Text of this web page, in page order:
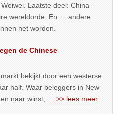
Laatste deel: China-
wereldorde. En … andere
het worden.
de Chinese
bekijkt door een westerse
half. Waar beleggers in New
naar winst,
… >> lees meer